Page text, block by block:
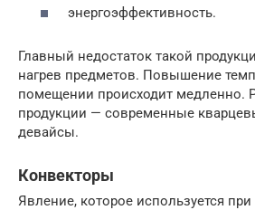
энергоэффективность.
Главный недостаток такой
нагрев предметов. Повышение
помещении происходит медленно.
продукции — современные
девайсы.
Конвекторы
Явление, которое используется при